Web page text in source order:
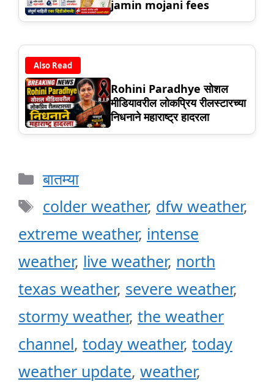
jamin mojani fees
Also Read
Rohini Paradhye सोशल
मीडियावरील लोकप्रिय रीलस्टारच्या
निधनाने महाराष्ट्र हादरला
Categories
बातम्या
Tags
colder weather, dfw weather,
extreme weather, intense
weather, live weather, north
texas weather, severe weather,
stormy weather, the weather
channel, today weather, today
weather update, weather,